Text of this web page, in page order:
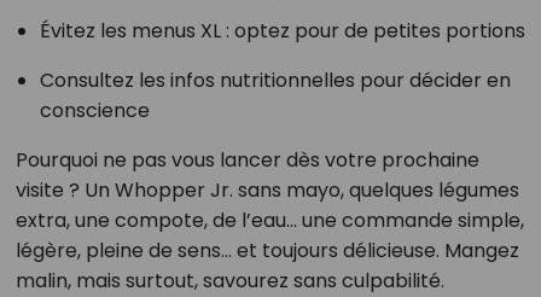
Évitez les menus XL : optez pour de petites portions
Consultez les infos nutritionnelles pour décider en
conscience
Pourquoi ne pas vous lancer dès votre prochaine
visite ? Un Whopper Jr. sans mayo, quelques légumes
extra, une compote, de l’eau… une commande simple,
légère, pleine de sens… et toujours délicieuse. Mangez
malin, mais surtout, savourez sans culpabilité.